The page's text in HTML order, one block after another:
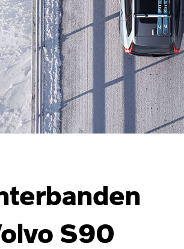
S90